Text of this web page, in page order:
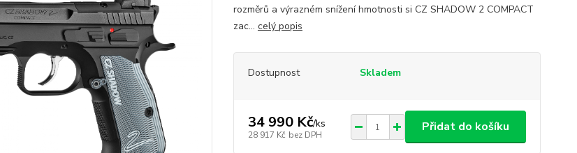
rozměrů a výrazném snížení hmotnosti si CZ SHADOW 2 COMPACT
zac... celý popis
Dostupnost Skladem
34 990 Kč/ks
28 917 Kč bez DPH
Přidat do košíku